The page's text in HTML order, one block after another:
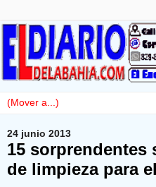
24 junio 2013
15 sorprendentes
de limpieza para